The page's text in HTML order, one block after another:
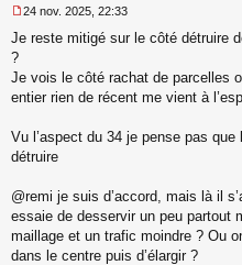
e
s
g
n
o
u
24 nov. 2025, 22:33
Je reste mitigé sur le côté détruire
?
Je vois le côté rachat de parcelles
entier rien de récent me vient à
Vu l’aspect du 34 je pense pas
détruire
@remi je suis d’accord, mais là il
essaie de desservir un peu partout
maillage et un trafic moindre ? Ou
dans le centre puis d’élargir ?